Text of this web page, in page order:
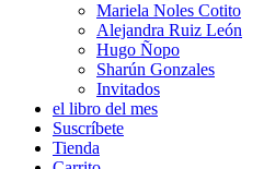
Mariela Noles Cotito
Alejandra Ruiz León
Hugo Ñopo
Sharún Gonzales
Invitados
el libro del mes
Suscríbete
Tienda